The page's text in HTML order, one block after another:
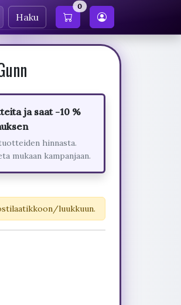
Haku
0
ja saat -10 %
hinnasta.
mukaan kampanjaan.
luukkuun.